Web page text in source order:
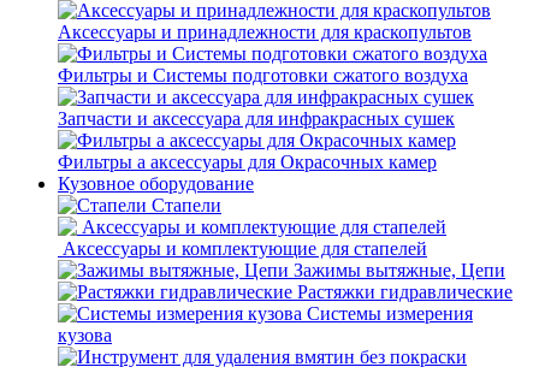
Аксессуары и принадлежности для краскопультов
Фильтры и Системы подготовки сжатого воздуха
Запчасти и аксессуара для инфракрасных сушек
Фильтры а аксессуары для Окрасочных камер
Кузовное оборудование
Стапели
Аксессуары и комплектующие для стапелей
Зажимы вытяжные, Цепи
Растяжки гидравлические
Системы измерения
кузова